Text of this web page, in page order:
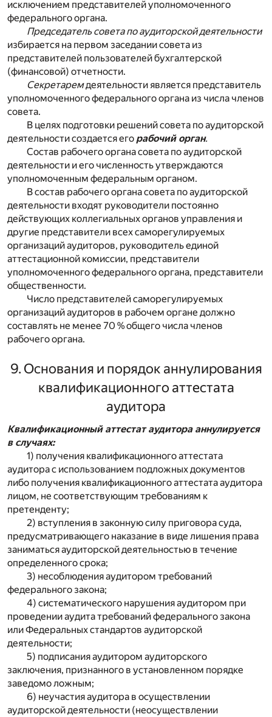
исключением представителей уполномоченного
федерального органа.
Председатель совета по аудиторской деятельности
избирается на первом заседании совета из
представителей пользователей бухгалтерской
(финансовой) отчетности.
Секретаремдеятельности является представитель
уполномоченного федерального органа из числа членов
совета.
В целях подготовки решений совета по аудиторской
деятельности создается его рабочий орган.
Состав рабочего органа совета по аудиторской
деятельности и его численность утверждаются
уполномоченным федеральным органом.
В состав рабочего органа совета по аудиторской
деятельности входят руководители постоянно
действующих коллегиальных органов управления и
другие представители всех саморегулируемых
организаций аудиторов, руководитель единой
аттестационной комиссии, представители
уполномоченного федерального органа, представители
общественности.
Число представителей саморегулируемых
организаций аудиторов в рабочем органе должно
составлять не менее 70 % общего числа членов
рабочего органа.
9. Основания и порядок аннулирования
квалификационного аттестата
аудитора
Квалификационный аттестат аудитора аннулируется
в случаях:
1) получения квалификационного аттестата
аудитора с использованием подложных документов
либо получения квалификационного аттестата аудитора
лицом, не соответствующим требованиям к
претенденту;
2) вступления в законную силу приговора суда,
предусматривающего наказание в виде лишения права
заниматься аудиторской деятельностью в течение
определенного срока;
3) несоблюдения аудитором требований
федерального закона;
4) систематического нарушения аудитором при
проведении аудита требований федерального закона
или Федеральных стандартов аудиторской
деятельности;
5) подписания аудитором аудиторского
заключения, признанного в установленном порядке
заведомо ложным;
6) неучастия аудитора в осуществлении
аудиторской деятельности (неосуществлении